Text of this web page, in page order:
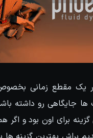
یک مقطع زمانی بخصوص
گزینه برای اون بود و